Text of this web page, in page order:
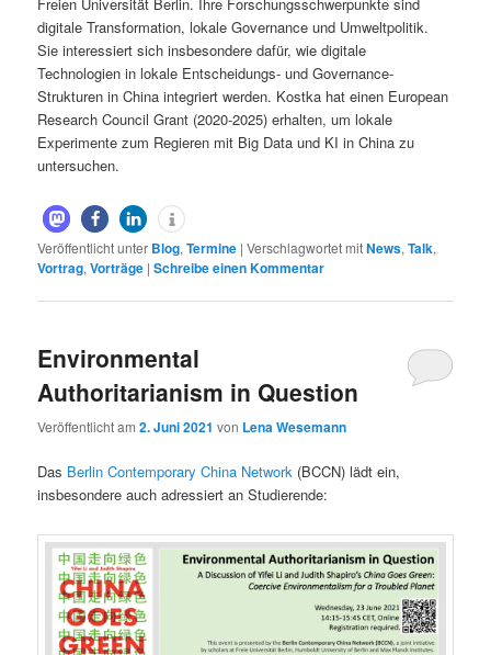
digitale Transformation, lokale Governance und Umweltpolitik.
Sie interessiert sich insbesondere dafür, wie digitale
Technologien in lokale Entscheidungs- und Governance-
Strukturen in China integriert werden. Kostka hat einen European
Research Council Grant (2020-2025) erhalten, um lokale
Experimente zum Regieren mit Big Data und KI in China zu
untersuchen.
Veröffentlicht unter Blog,Termine |Verschlagwortet mitNews,Talk,
Vortrag,Vorträge |Schreibe einen Kommentar
Environmental
Authoritarianism in Question
Veröffentlicht am2. Juni 2021 von Lena Wesemann
Das Berlin Contemporary China Network (BCCN) lädt ein,
insbesondere auch adressiert an Studierende: